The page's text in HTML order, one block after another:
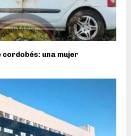
cordobés: una mujer